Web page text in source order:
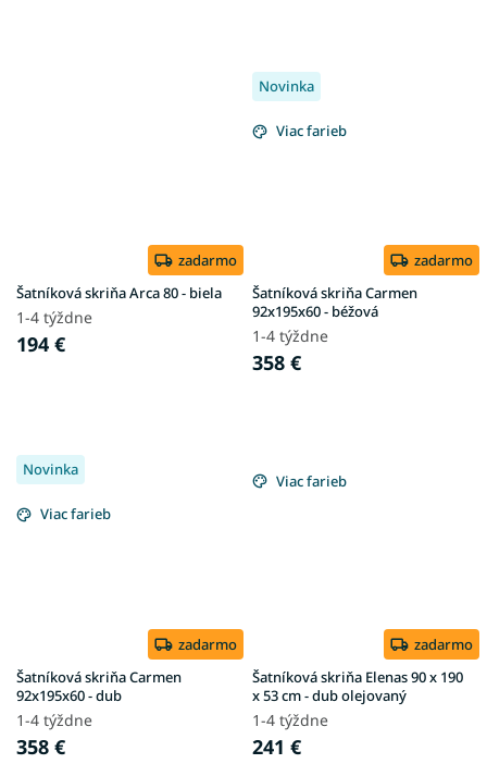
zadarmo
Šatníková skriňa Arca 80 - biela
1-4 týždne
194 €
Novinka
Viac farieb
zadarmo
Šatníková skriňa Carmen
92x195x60 - béžová
1-4 týždne
358 €
Novinka
Viac farieb
zadarmo
Šatníková skriňa Carmen
92x195x60 - dub
1-4 týždne
358 €
Viac farieb
zadarmo
Šatníková skriňa Elenas 90 x 190
x 53 cm - dub olejovaný
1-4 týždne
241 €